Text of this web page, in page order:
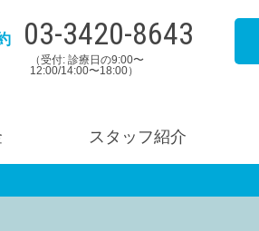
03-3420-8643
（受付: 診療日の9:00〜
12:00/14:00〜18:00）
スタッフ紹介